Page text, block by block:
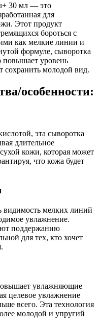
30 мл — это
для
Этот продукт
бороться с
как мелкие линии и
формуле, сыворотка
повышает уровень
сохранить молодой вид.
особенности:
эта сыворотка
длительное
кожи, которая может
что кожа будет
видимость мелких линий
увлажнение.
поддержанию
для тех, кто хочет
увлажняющие
целевое увлажнение
всего. Эта технология
молодой и упругий